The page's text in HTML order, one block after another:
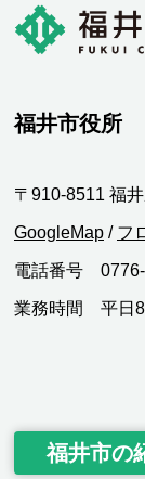
福井市役所
〒910-8511 福
GoogleMap / フ
電話番号 0776-
業務時間 平日8
福井市の